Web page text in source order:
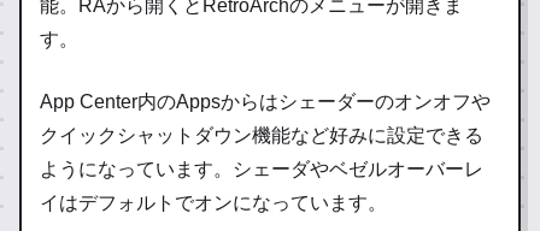
能。RAから開くとRetroArchのメニューが開きま
す。
App Center内のAppsからはシェーダーのオンオフや
クイックシャットダウン機能など好みに設定できる
ようになっています。シェーダやベゼルオーバーレ
イはデフォルトでオンになっています。